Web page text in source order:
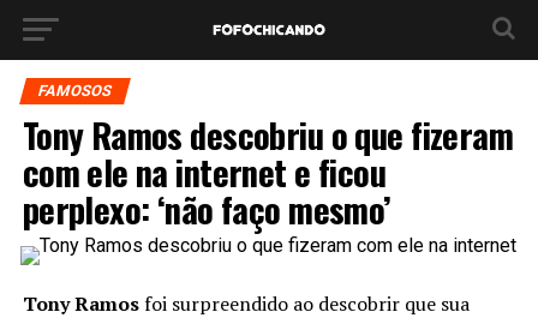
FAMOSOS
Tony Ramos descobriu o que fizeram
com ele na internet e ficou
perplexo: ‘não faço mesmo’
Tony Ramosfoi surpreendido ao descobrir que sua